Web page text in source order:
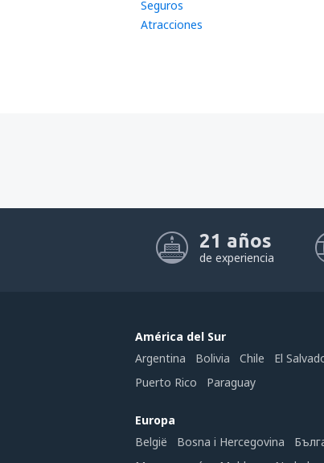
Seguros
Atracciones
21 años
de experiencia
América del Sur
Argentina
Bolivia Chile El
Puerto Rico
Paraguay
Europa
België
Bosna i Hercegovina